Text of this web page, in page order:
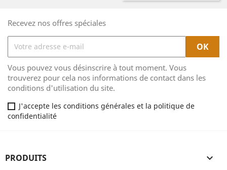
Recevez nos offres spéciales
Vous pouvez vous désinscrire à tout moment. Vous
trouverez pour cela nos informations de contact dans les
conditions d'utilisation du site.
J'accepte les conditions générales et la politique de
confidentialité
PRODUITS 